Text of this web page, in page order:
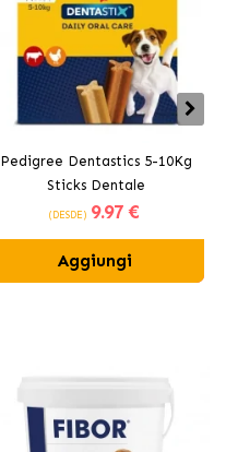
Pedigree Dentastics 5-10Kg
Sticks Dentale
(DESDE) 9.97 €
Aggiungi